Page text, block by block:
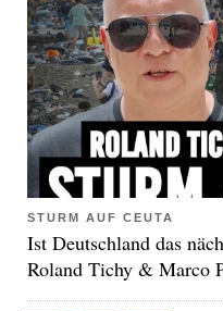
STURM AUF CEUTA
Ist Deutschland das
Roland Tichy & Marco